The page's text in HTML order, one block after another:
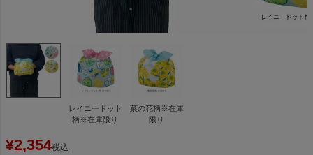
レイニードット
柄※在庫限り
菜の花柄※在庫
限り
¥2,354税込